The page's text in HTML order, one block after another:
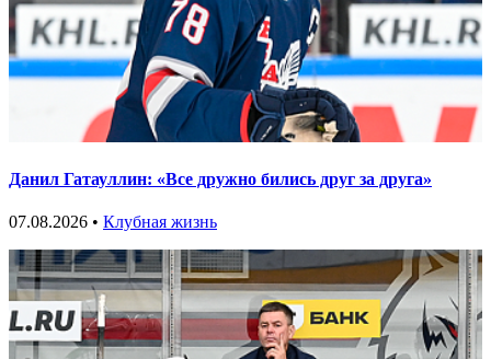
Данил Гатауллин: «Все дружно бились друг за друга»
07.08.2026 • Клубная жизнь